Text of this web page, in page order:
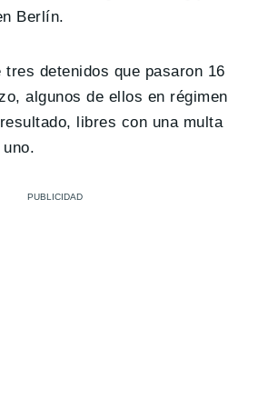
Berlín.
detenidos que pasaron 16
algunos de ellos en régimen
libres con una multa